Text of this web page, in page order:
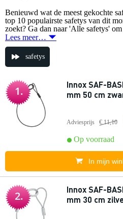
Benieuwd wat de meest gekochte
top 10 populairste safetys van dit
zoekt? Ga dan naar 'Alle safetys'
Lees meer…
safetys
1.
Innox SAF-
mm 50 cm
Adviesprijs € 11,10
Op voorraad
In mijn
2.
Innox SAF-
mm 30 cm